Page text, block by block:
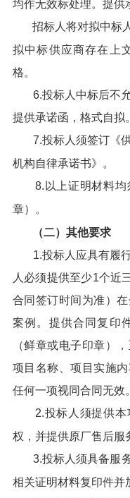
均作无效标处理。提供
招标人将对拟中标
拟中标供应商存在上
格。
6.投标人中标后不
提供承诺函，格式自拟。
7.投标人须签订《
机构自律承诺书》。
8.以上证明材料
章）。
（二）其他要求
1.投标人应具有履
人必须提供至少1个近
合同签订时间为准）
案例。提供合同复印
（鲜章或电子印章）
项目名称、项目实施
任何一项视同合同无效。
2.投标人须提供
权，并提供原厂售后服
3.投标人须具备服
相关证明材料复印件并